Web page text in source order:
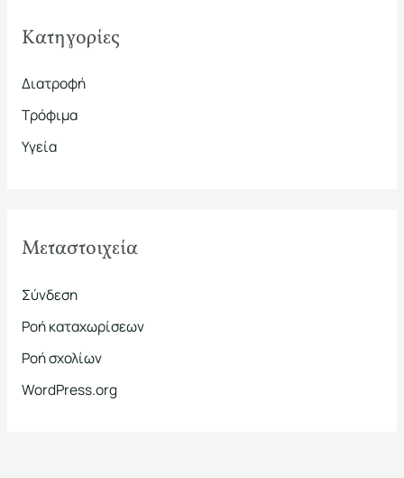
Kατηγορίες
Διατροφή
Τρόφιμα
Υγεία
Μεταστοιχεία
Σύνδεση
Ροή καταχωρίσεων
Ροή σχολίων
WordPress.org